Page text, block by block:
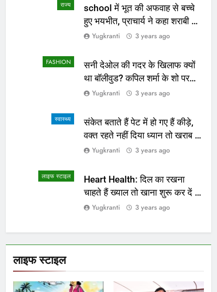
लाइफ स्टाइल
राज्य
school में भूत की अफवाह से बच्चे
हुए भयभीत, प्राचार्य ने कहा शराबी ने
उड़ाई अफवाह
Yugkranti 3 years ago
FASHION
सनी देओल की गदर के खिलाफ क्यों
था बॉलीवुड? कपिल शर्मा के शो पर
सामने आई सच्चाई
Yugkranti 3 years ago
स्वास्थ्य
संकेत बताते हैं पेट में हो गए हैं कीड़े,
वक्त रहते नहीं दिया ध्यान तो खराब हो
जाएगी हालत
Yugkranti 3 years ago
लाइफ स्टाइल
Heart Health: दिल का रखना
चाहते हैं ख्याल तो खाना शुरू कर दें ये
4 चीजें
Yugkranti 3 years ago